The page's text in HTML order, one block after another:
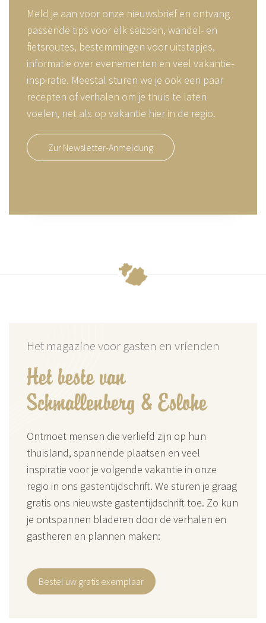
Meld je aan voor onze nieuwsbrief en ontvang
passende tips voor elk seizoen, wandel- en
fietsroutes, bestemmingen voor uitstapjes,
informatie over evenementen en veel vakantie-
inspiratie. Meestal sturen we je ook een paar
recepten of verhalen om je thuis te laten
voelen, net als op vakantie hier in de regio.
Zur Newsletter-Anmeldung
Het beste van
Schmallenberg & Eslohe
Het magazine voor gasten en vrienden
Ontmoet mensen die verliefd zijn op hun
thuisland, spannende plaatsen en veel
inspiratie voor je volgende vakantie in onze
regio in ons gastentijdschrift. We sturen je graag
gratis ons nieuwste gastentijdschrift toe. Zo kun
je ontspannen bladeren door de verhalen en
gastheren en plannen maken:
Bestel uw gratis exemplaar